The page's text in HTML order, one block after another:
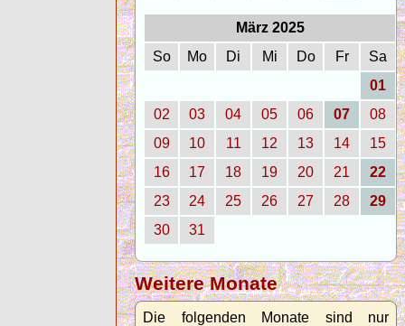
März 2025
So
Mo Di Mi Do Fr
Sa
01
02
03 04 05 06 07
08
09
10 11 12 13 14
15
16
17 18 19 20 21
22
23
24 25 26 27 28
29
30
31
Weitere Monate
Die folgenden Monate sind nur